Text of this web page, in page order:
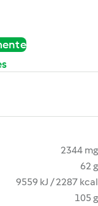
2344 mg
62 g
9559 kJ / 2287 kcal
105 g